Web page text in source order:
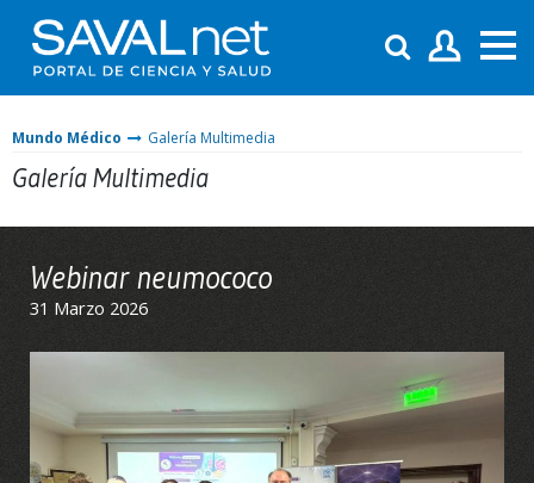
Mundo Médico Galería Multimedia
Galería Multimedia
Webinar neumococo
31 Marzo 2026